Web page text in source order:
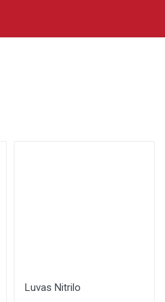
Luvas Nitrilo